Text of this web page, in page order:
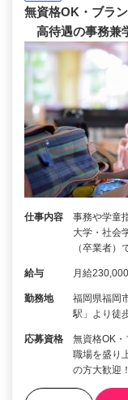
無資格OK・ブラ
高待遇の事務兼
仕事内容
事務や学童
大学・社会
（卒業者
給与 月給
勤務地
福岡県福岡
駅」より徒
応募資格
無資格OK
職場を盛り
の方大歓迎